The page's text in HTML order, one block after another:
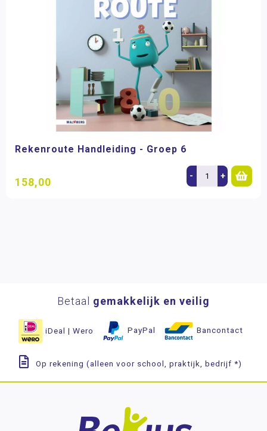
Rekenroute Handleiding - Groep 6
158,00 - +
Betaal gemakkelijk en veilig
iDeal | Wero PayPal Bancontact
Op rekening (alleen voor school, praktijk, bedrijf *)